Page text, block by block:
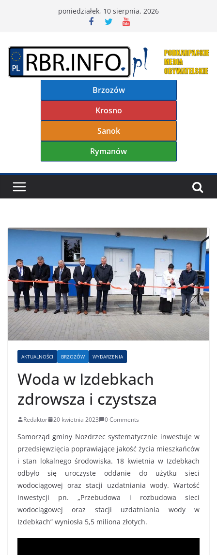
poniedziałek, 10 sierpnia, 2026
Brzozów
Krosno
Sanok
Rymanów
AKTUALNOŚCI BRZOZÓW WYDARZENIA
Woda w Izdebkach
zdrowsza i czystsza
Redaktor 20 kwietnia 2023 0 Comments
Samorząd gminy Nozdrzec systematycznie inwestuje w
przedsięwzięcia poprawiające jakość życia mieszkańców
i stan lokalnego środowiska. 18 kwietnia w Izdebkach
odbyło się uroczyste oddanie do użytku sieci
wodociągowej oraz stacji uzdatniania wody. Wartość
inwestycji pn. „Przebudowa i rozbudowa sieci
wodociągowej oraz stacji uzdatniania wody w
Izdebkach” wyniosła 5,5 miliona złotych.